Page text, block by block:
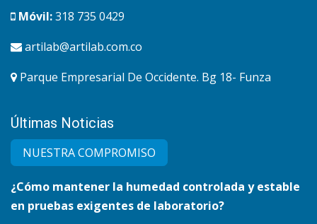
Móvil:318 735 0429
artilab@artilab.com.co
Parque Empresarial De Occidente. Bg 18- Funza
Últimas Noticias
NUESTRA COMPRO​MISO
¿Cómo mantener la humedad controlada y estable
en pruebas exigentes de laboratorio?